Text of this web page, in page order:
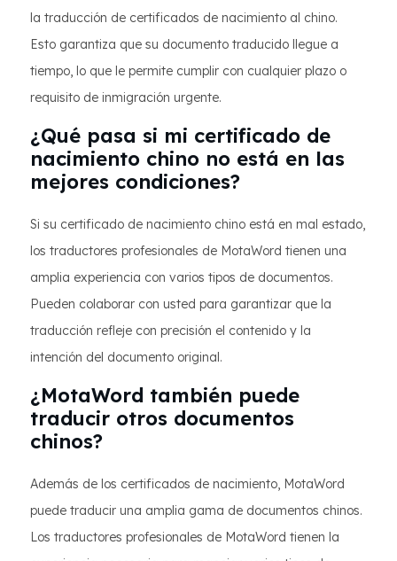
la traducción de certificados de nacimiento al chino.
Esto garantiza que su documento traducido llegue a
tiempo, lo que le permite cumplir con cualquier plazo o
requisito de inmigración urgente.
¿Qué pasa si mi certificado de
nacimiento chino no está en las
mejores condiciones?
Si su certificado de nacimiento chino está en mal estado,
los traductores profesionales de MotaWord tienen una
amplia experiencia con varios tipos de documentos.
Pueden colaborar con usted para garantizar que la
traducción refleje con precisión el contenido y la
intención del documento original.
¿MotaWord también puede
traducir otros documentos
chinos?
Además de los certificados de nacimiento, MotaWord
puede traducir una amplia gama de documentos chinos.
Los traductores profesionales de MotaWord tienen la